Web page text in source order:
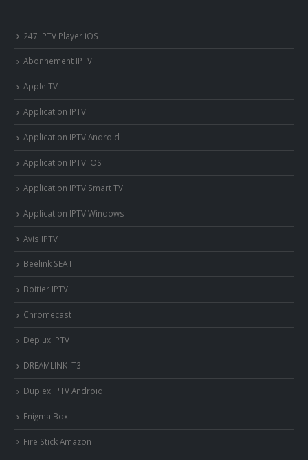
247 IPTV Player iOS
Abonnement IPTV
Apple TV
Application IPTV
Application IPTV Android
Application IPTV iOS
Application IPTV Smart TV
Application IPTV Windows
Avis IPTV
Beelink SEA I
Boitier IPTV
Chromecast
Deplux IPTV
DREAMLINK T3
Duplex IPTV Android
Enigma Box
Fire Stick Amazon